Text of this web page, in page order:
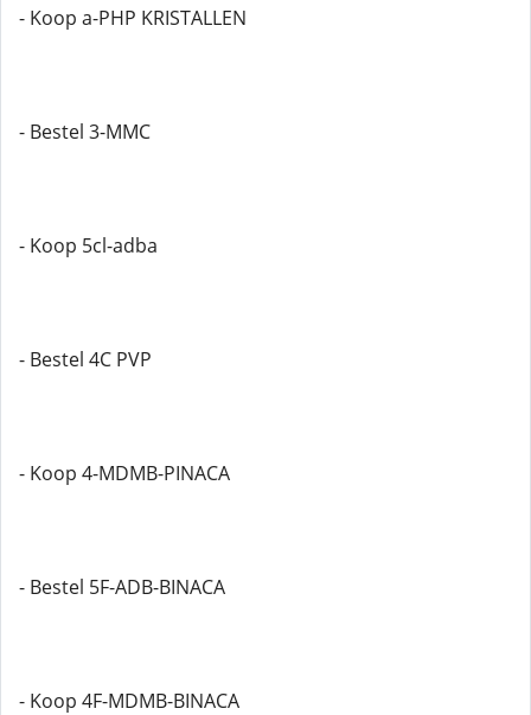
- Koop a-PHP KRISTALLEN
- Bestel 3-MMC
- Koop 5cl-adba
- Bestel 4C PVP
- Koop 4-MDMB-PINACA
- Bestel 5F-ADB-BINACA
- Koop 4F-MDMB-BINACA